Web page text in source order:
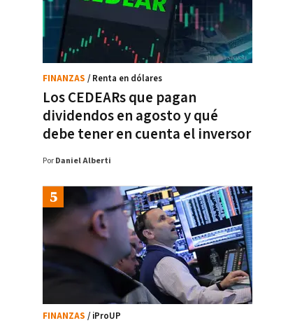
Los CEDEARs que pagan
dividendos en agosto y qué
debe tener en cuenta el inversor
FINANZAS / Renta en dólares
Por Daniel Alberti
FINANZAS / iProUP